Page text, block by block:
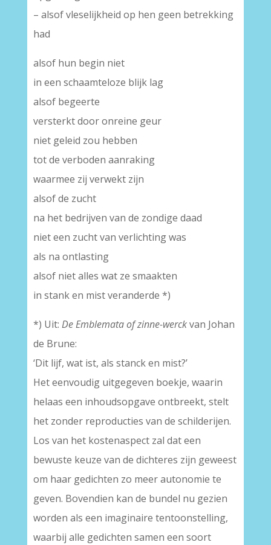
– alsof vleselijkheid op hen geen betrekking
had
alsof hun begin niet
in een schaamteloze blijk lag
alsof begeerte
versterkt door onreine geur
niet geleid zou hebben
tot de verboden aanraking
waarmee zij verwekt zijn
alsof de zucht
na het bedrijven van de zondige daad
niet een zucht van verlichting was
als na ontlasting
alsof niet alles wat ze smaakten
in stank en mist veranderde *)
*) Uit: De Emblemata of zinne-werckvan Johan
de Brune:
‘Dit lijf, wat ist, als stanck en mist?’
Het eenvoudig uitgegeven boekje, waarin
helaas een inhoudsopgave ontbreekt, stelt
het zonder reproducties van de schilderijen.
Los van het kostenaspect zal dat een
bewuste keuze van de dichteres zijn geweest
om haar gedichten zo meer autonomie te
geven. Bovendien kan de bundel nu gezien
worden als een imaginaire tentoonstelling,
waarbij alle gedichten samen een soort